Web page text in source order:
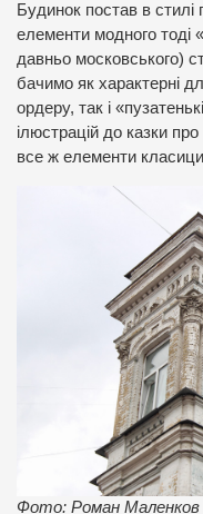
Будинок постав в стилі
елементи модного тоді
давньо московського)
бачимо як характерні
ордеру, так і
ілюстрацій до казки
все ж елементи
Фото: Роман Маленков